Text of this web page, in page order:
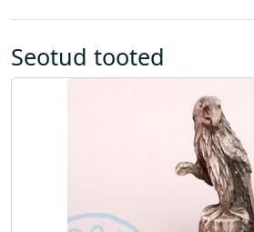
u
s
Seotud tooted